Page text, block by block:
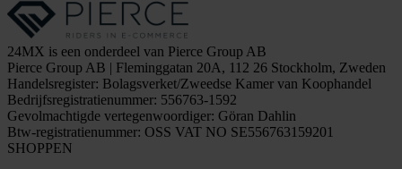
24MX is een onderdeel van Pierce Group AB
Pierce Group AB | Fleminggatan 20A, 112 26 Stockholm, Zweden
Handelsregister: Bolagsverket/Zweedse Kamer van Koophandel
Bedrijfsregistratienummer: 556763-1592
Gevolmachtigde vertegenwoordiger: Göran Dahlin
Btw-registratienummer: OSS VAT NO SE556763159201
SHOPPEN